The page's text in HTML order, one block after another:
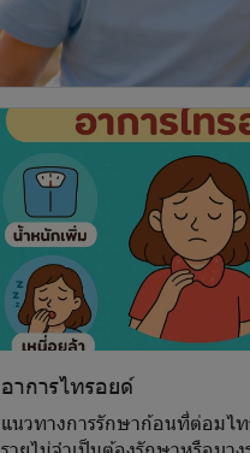
อาการไทรอยด์
แนวทางการรักษาก้อนที่ต่อมไ